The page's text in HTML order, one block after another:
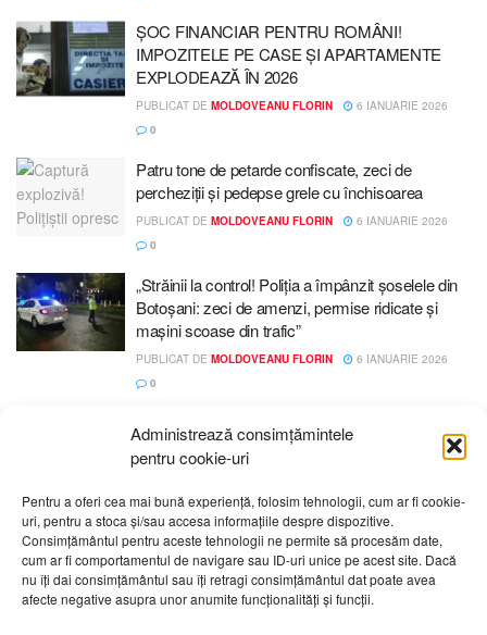
Administrează consimțămintele
pentru cookie-uri
Pentru a oferi cea mai bună experiență, folosim tehnologii, cum ar fi cookie-
uri, pentru a stoca și/sau accesa informațiile despre dispozitive.
Consimțământul pentru aceste tehnologii ne permite să procesăm date,
cum ar fi comportamentul de navigare sau ID-uri unice pe acest site. Dacă
nu îți dai consimțământul sau îți retragi consimțământul dat poate avea
afecte negative asupra unor anumite funcționalități și funcții.
ȘOC FINANCIAR PENTRU ROMÂNI!
IMPOZITELE PE CASE ȘI APARTAMENTE
EXPLODEAZĂ ÎN 2026
PUBLICAT DE MOLDOVEANU FLORIN
6 IANUARIE 2026
0
Patru tone de petarde confiscate, zeci de
percheziții și pedepse grele cu închisoarea
PUBLICAT DE MOLDOVEANU FLORIN
6 IANUARIE 2026
0
„Străinii la control! Poliția a împânzit șoselele din
Botoșani: zeci de amenzi, permise ridicate și
mașini scoase din trafic”
PUBLICAT DE MOLDOVEANU FLORIN
6 IANUARIE 2026
0
Despre noi Publicitate Contact
Politică de confidențialitate
Cod Deontologic
Grila de programe
Daca sunteti martorul unor evenimente importante vă rugăm